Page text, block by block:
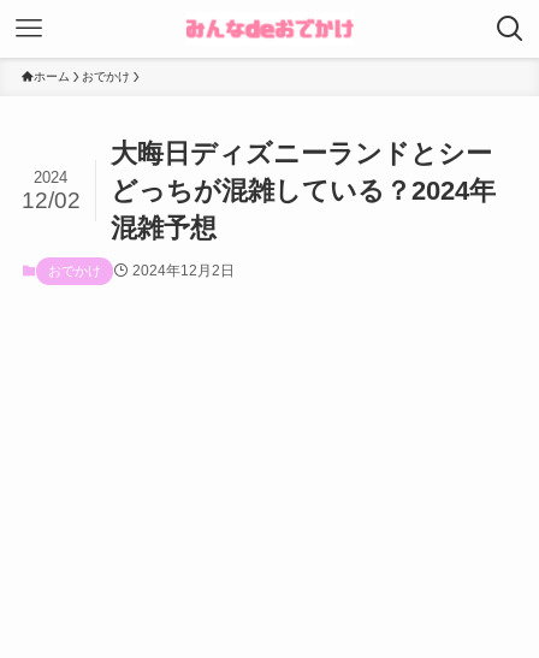
ホーム おでかけ
大晦日ディズニーランドとシー
どっちが混雑している？2024年
混雑予想
2024
12/02
おでかけ 2024年12月2日